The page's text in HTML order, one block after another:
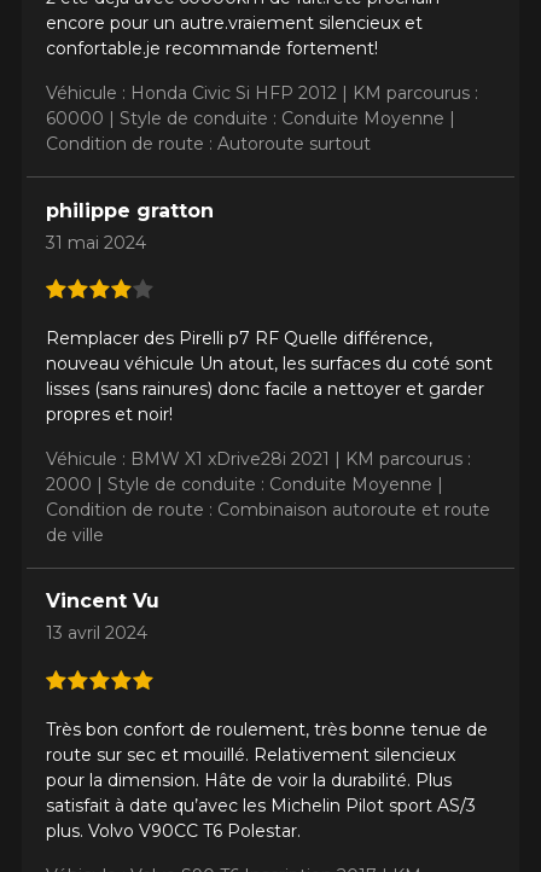
encore pour un autre.vraiement silencieux et
confortable.je recommande fortement!
Véhicule : Honda Civic Si HFP 2012 |
KM parcourus :
60000 | Style de conduite : Conduite Moyenne |
Condition de route : Autoroute surtout
philippe gratton
31 mai 2024
Remplacer des Pirelli p7 RF Quelle différence,
nouveau véhicule Un atout, les surfaces du coté sont
lisses (sans rainures) donc facile a nettoyer et garder
propres et noir!
Véhicule : BMW X1 xDrive28i 2021 | KM parcourus :
2000 | Style de conduite : Conduite Moyenne |
Condition de route : Combinaison autoroute et route
de ville
Vincent Vu
13 avril 2024
Très bon confort de roulement, très bonne tenue de
route sur sec et mouillé. Relativement silencieux
pour la dimension. Hâte de voir la durabilité. Plus
satisfait à date qu’avec les Michelin Pilot sport AS/3
plus. Volvo V90CC T6 Polestar.